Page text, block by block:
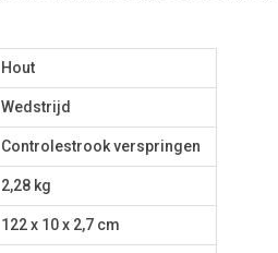
Hout
Wedstrijd
Controlestrook verspringen
2,28 kg
122 x 10 x 2,7 cm